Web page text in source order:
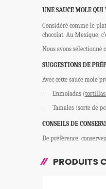
UNE SAUCE MOLE QUI
Considéré comme le
chocolat. Au Mexique,
Nous avons sélectionné
SUGGESTIONS DE
Avec cette sauce mole
· Enmoladas (tortillas
· Tamales (sorte de
CONSEILS DE
De préférence,
PRODUITS